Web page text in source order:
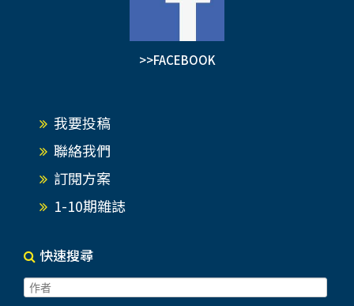
>>FACEBOOK
我要投稿
聯絡我們
訂閱方案
1-10期雜誌
快速搜尋